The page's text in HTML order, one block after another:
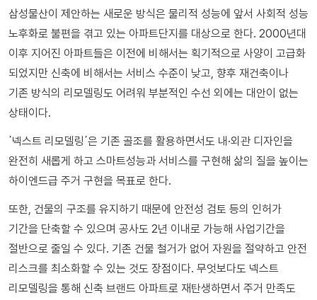
삼성물산이 제안하는 새로운 방식은 물리적 성능에 앞서 사회적 성능
노후화로 불편을 겪고 있는 아파트단지를 대상으로 한다. 2000년대
이후 지어진 아파트들은 이전에 비해서는 획기적으로 사양이 고급화
되었지만 신축에 비해서는 서비스 수준이 낮고, 향후 재건축이나
기존 방식의 리모델링도 어려워 부분적인 수선 외에는 대안이 없는
상태이다.
΄넥스트 리모델링΄은 기존 골조를 활용하면서도 내·외관 디자인을
완전히 새롭게 하고 스마트성능과 서비스를 구현해 삶의 질을 높이는
하이엔드급 주거 구현을 목표로 한다.
또한, 건물의 구조를 유지하기 때문에 안전성 검토 등의 인허가
기간을 단축할 수 있으며 공사도 2년 이내로 가능해 사업기간을
절반으로 줄일 수 있다. 기존 건물 철거가 없어 자원을 절약하고 안전
리스크를 최소화할 수 있는 것도 장점이다. 무엇보다도 넥스트
리모델링을 통해 신축 브랜드 아파트로 재탄생하면서 주거 만족도